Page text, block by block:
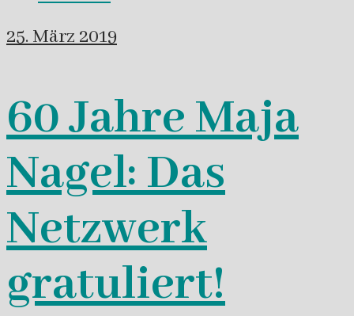
25. März 2019
60 Jahre Maja
Nagel: Das
Netzwerk
gratuliert!